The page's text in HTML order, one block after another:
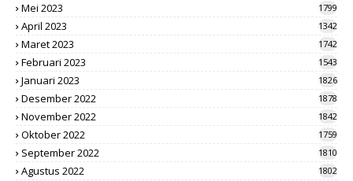
Mei 2023 1799
April 2023 1342
Maret 2023 1742
Februari 2023 1543
Januari 2023 1826
Desember 2022 1878
November 2022 1842
Oktober 2022 1759
September 2022 1810
Agustus 2022 1802